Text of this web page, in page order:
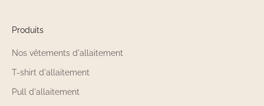
Produits
Nos vêtements d'allaitement
T-shirt d'allaitement
Pull d'allaitement